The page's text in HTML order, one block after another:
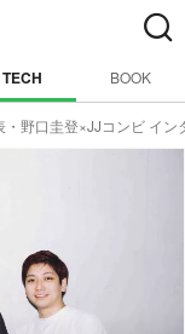
TECH BOOK
野口圭登×JJコンビ イン